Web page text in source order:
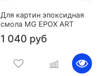
Для картин эпоксидная
смола MG EPOX ART
1 040 руб